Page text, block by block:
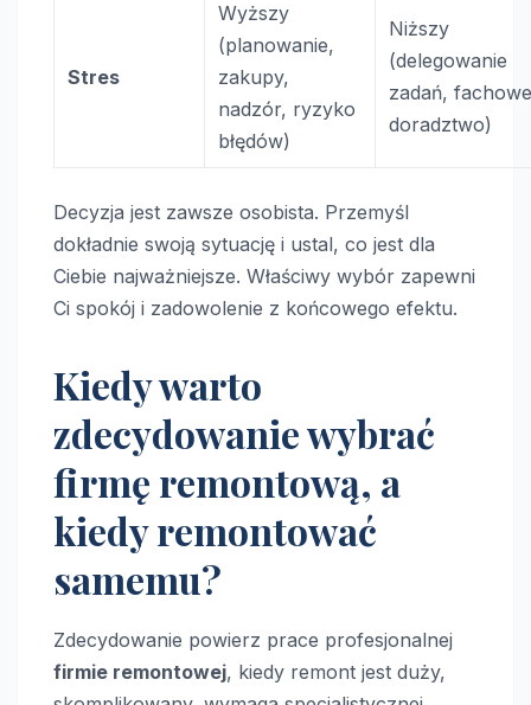
Stres
Wyższy
(planowanie,
zakupy,
nadzór, ryzyko
błędów)
Niższy
(delegowanie
zadań,
doradztwo)
Decyzja jest zawsze osobista. Przemyśl
dokładnie swoją sytuację i ustal, co jest dla
Ciebie najważniejsze. Właściwy wybór zapewni
Ci spokój i zadowolenie z końcowego efektu.
Kiedy warto
zdecydowanie wybrać
firmę remontową, a
kiedy remontować
samemu?
Zdecydowanie powierz prace profesjonalnej
firmie remontowej, kiedy remont jest duży,